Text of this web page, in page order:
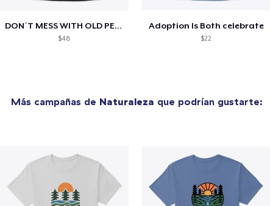
DON´T MESS WITH OLD PEOPLE
$48
Adoption Is Both celebrate
$22
Más campañas de Naturaleza que podrían gustarte: